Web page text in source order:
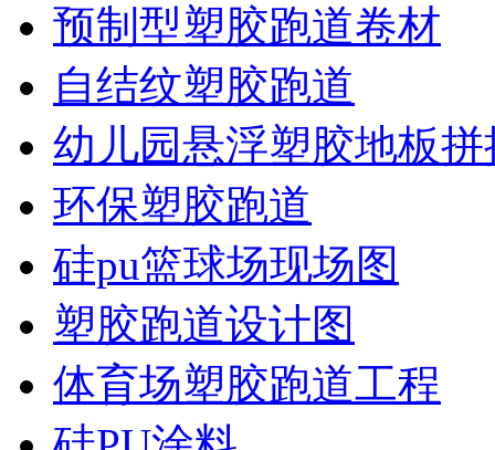
预制型塑胶跑道卷材
自结纹塑胶跑道
幼儿园悬浮塑胶地板
环保塑胶跑道
硅pu篮球场现场图
塑胶跑道设计图
体育场塑胶跑道工程